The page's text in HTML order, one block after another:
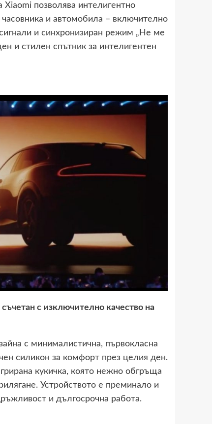
Xiaomi позволява интелигентно
и автомобила – включително
и синхронизиран режим „Не ме
и стилен спътник за интелигентен
с изключително качество на
с минималистична, първокласна
силикон за комфорт през целия ден.
кукичка, която нежно обгръща
Устройството е преминало и
и дългосрочна работа.